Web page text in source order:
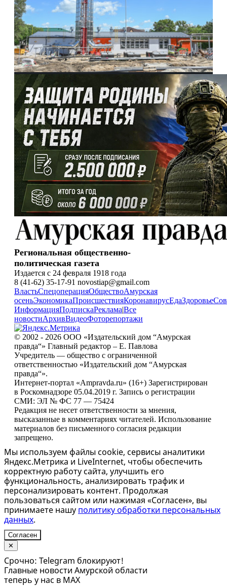
Региональная общественно-
политическая газета
Издается с 24 февраля 1918 года
8 (41-62) 35-17-91 novostiap@gmail.com
ВластьСпецоперацияОбществоАмурская
осеньЭкономикаПроисшествияКоронавирусЕдаЗдоровье
ИнформацияПодпискаРеклама|Все
новостиАрхивВидеоФоторепортажи
© 2002 - 2026 ООО «Издательский дом “Амурская
правда“» Главный редактор – Е. Павлова
Учредитель — общество с ограниченной
ответственностью «Издательский дом “Амурская
правда“».
Интернет-портал «Ampravda.ru» (16+) Зарегистрирован
в Роскомнадзоре 05.04.2019 г. Запись о регистрации
СМИ: ЭЛ № ФС 77 — 75424
Редакция не несет ответственности за мнения,
высказанные в комментариях читателей. Использование
материалов без письменного согласия редакции
запрещено.
Мы используем файлы cookie, сервисы аналитики
Яндекс.Метрика и LiveInternet, чтобы обеспечить
корректную работу сайта, улучшить его
функциональность, анализировать трафик и
персонализировать контент. Продолжая
пользоваться сайтом или нажимая «Согласен», вы
принимаете нашу политику обработки персональных
данных.
Согласен
✕
Срочно: Telegram блокируют!
Главные новости Амурской области
теперь у нас в MAX